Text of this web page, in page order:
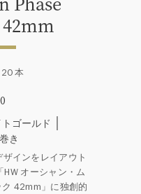
本
ゴールド
き
インをレイアウト
オーシャン・ム
42mm」に独創的